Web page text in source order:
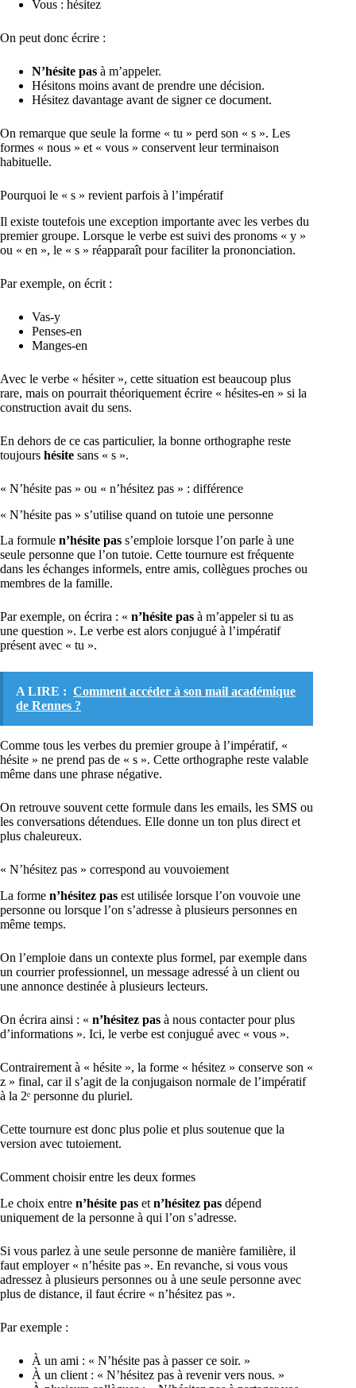
Vous : hésitez
On peut donc écrire :
N’hésite pas à m’appeler.
Hésitons moins avant de prendre une décision.
Hésitez davantage avant de signer ce document.
On remarque que seule la forme « tu » perd son « s ». Les
formes « nous » et « vous » conservent leur terminaison
habituelle.
Pourquoi le « s » revient parfois à l’impératif
Il existe toutefois une exception importante avec les verbes du
premier groupe. Lorsque le verbe est suivi des pronoms « y »
ou « en », le « s » réapparaît pour faciliter la prononciation.
Par exemple, on écrit :
Vas-y
Penses-en
Manges-en
Avec le verbe « hésiter », cette situation est beaucoup plus
rare, mais on pourrait théoriquement écrire « hésites-en » si la
construction avait du sens.
En dehors de ce cas particulier, la bonne orthographe reste
toujours hésite sans « s ».
« N’hésite pas » ou « n’hésitez pas » : différence
« N’hésite pas » s’utilise quand on tutoie une personne
La formule n’hésite pas s’emploie lorsque l’on parle à une
seule personne que l’on tutoie. Cette tournure est fréquente
dans les échanges informels, entre amis, collègues proches ou
membres de la famille.
Par exemple, on écrira : « n’hésite pas à m’appeler si tu as
une question ». Le verbe est alors conjugué à l’impératif
présent avec « tu ».
A LIRE : Comment accéder à son mail académique
de Rennes ?
Comme tous les verbes du premier groupe à l’impératif, «
hésite » ne prend pas de « s ». Cette orthographe reste valable
même dans une phrase négative.
On retrouve souvent cette formule dans les emails, les SMS ou
les conversations détendues. Elle donne un ton plus direct et
plus chaleureux.
« N’hésitez pas » correspond au vouvoiement
La forme n’hésitez pas est utilisée lorsque l’on vouvoie une
personne ou lorsque l’on s’adresse à plusieurs personnes en
même temps.
On l’emploie dans un contexte plus formel, par exemple dans
un courrier professionnel, un message adressé à un client ou
une annonce destinée à plusieurs lecteurs.
On écrira ainsi : « n’hésitez pas à nous contacter pour plus
d’informations ». Ici, le verbe est conjugué avec « vous ».
Contrairement à « hésite », la forme « hésitez » conserve son «
z » final, car il s’agit de la conjugaison normale de l’impératif
à la 2ᵉ personne du pluriel.
Cette tournure est donc plus polie et plus soutenue que la
version avec tutoiement.
Comment choisir entre les deux formes
Le choix entre n’hésite pas et n’hésitez pas dépend
uniquement de la personne à qui l’on s’adresse.
Si vous parlez à une seule personne de manière familière, il
faut employer « n’hésite pas ». En revanche, si vous vous
adressez à plusieurs personnes ou à une seule personne avec
plus de distance, il faut écrire « n’hésitez pas ».
Par exemple :
À un ami : « N’hésite pas à passer ce soir. »
À un client : « N’hésitez pas à revenir vers nous. »